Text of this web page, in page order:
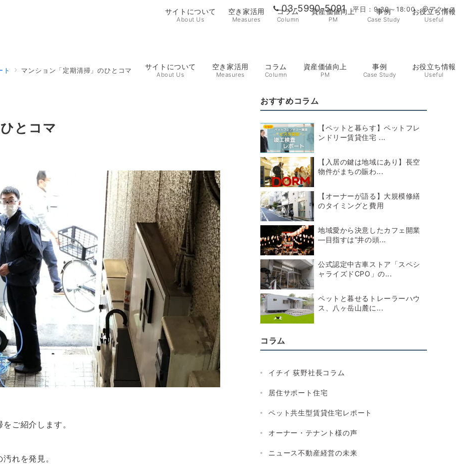
03-5990-5091 平日：9:30～18:00 アクセス
サイトについて
About Us
空き家活用
Measures
コラム
Column
資産価値向上
PM
事例
Case Study
お役立ち情報
Useful
サイトについて
About Us
空き家活用
Measures
コラム
Column
資産価値向上
PM
事例
Case Study
お役立ち情報
Useful
ト マンション「定期清掃」のひとコマ
とコマ
ご紹介します。
れを発見。
おすすめコラム
【ペットと暮らす】ペットフレ
ンドリー賃貸住宅 ...
【入居の鍵は地域にあり】長空
物件がまちの賑わ...
【オーナーが語る】大規模修繕
のタイミングと費用
地域愛から決意したカフェ開業
―目指すは“井の頭...
公式認定中古車ストア「スペシ
ャライズドCPO」の...
ペットと暮せるトレーラーハウ
ス、八ヶ岳山麓に...
コラム
イチイ 荻野社長コラム
居住サポート住宅
ペット共生型賃貸住宅レポート
オーナー・テナント様の声
ニュース不動産経営の未来